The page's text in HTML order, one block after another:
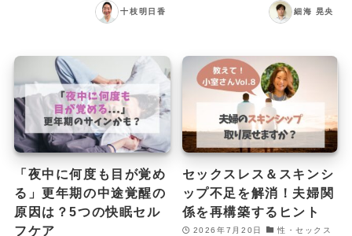
十枝明日香 細海 晃央
「夜中に何度も目が覚め
る」更年期の中途覚醒の
原因は？5つの快眠セル
フケア
セックスレス＆スキンシ
ップ不足を解消！夫婦関
係を再構築するヒント
2026年7月20日 性・セックス